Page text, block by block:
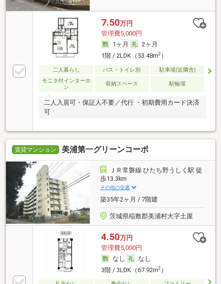
7.50万円
管理費5,000円
1ヶ月
2ヶ月
1階 / 2LDK（53.48m2）
二人暮らし バス・トイレ別
駐車場(近隣含)
モニタ付インターホ
ン
収納スペース 駐輪場
二人入居可・保証人不要／代行 ・初期費用カード決済
可
賃貸マンション 美浦第一グリーンコーポ
ＪＲ常磐線 ひたち野うしく駅 徒
歩13.3km
その他の交通
築35年2ヶ月 / 7階建
茨城県稲敷郡美浦村大字土屋
4.50万円
管理費5,000円
なし
なし
3階 / 3LDK（67.92m2）